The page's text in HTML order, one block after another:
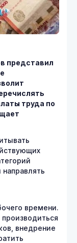
представил
труда по
времени.
внедрение